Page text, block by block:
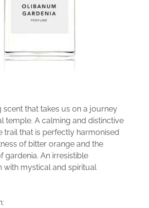
scent that takes us on a journey
temple. A calming and distinctive
trail that is perfectly harmonised
of bitter orange and the
gardenia. An irresistible
with mystical and spiritual